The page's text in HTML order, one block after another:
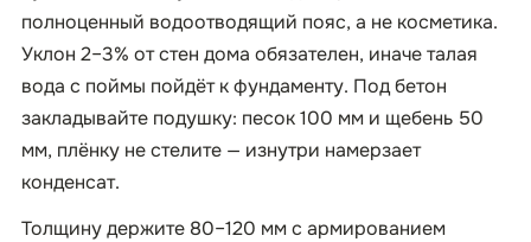
полноценный водоотводящий пояс, а не косметика.
Уклон 2–3% от стен дома обязателен, иначе талая
вода с поймы пойдёт к фундаменту. Под бетон
закладывайте подушку: песок 100 мм и щебень 50
мм, плёнку не стелите — изнутри намерзает
конденсат.
Толщину держите 80–120 мм с армированием